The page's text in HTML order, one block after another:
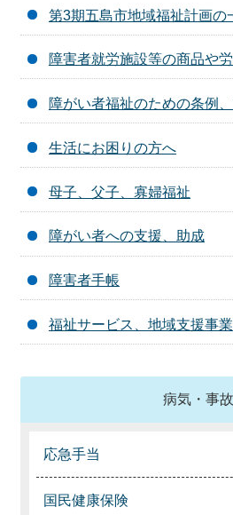
第3期五島市地域福祉計画の
障害者就労施設等の商品や
障がい者福祉のための条例
生活にお困りの方へ
母子、父子、寡婦福祉
障がい者への支援、助成
障害者手帳
福祉サービス、地域支援事
病気・事故
応急手当
国民健康保険